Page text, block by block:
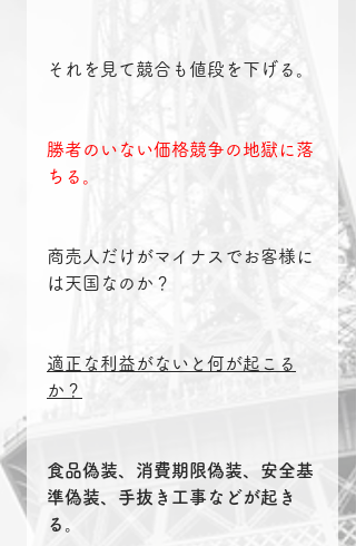
それを見て競合も値段を下げる。
勝者のいない価格競争の地獄に落
ちる。
商売人だけがマイナスでお客様に
は天国なのか？
適正な利益がないと何が起こる
か？
食品偽装、消費期限偽装、安全基
準偽装、手抜き工事などが起き
る。